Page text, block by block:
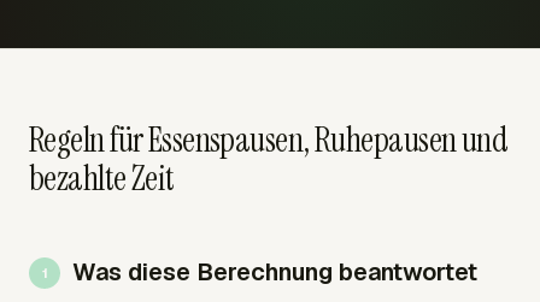
Regeln für Essenspausen, Ruhepausen und
bezahlte Zeit
Was diese Berechnung beantwortet